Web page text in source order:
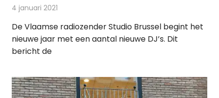
4 januari 2021
De Vlaamse radiozender Studio Brussel begint het
nieuwe jaar met een aantal nieuwe DJ’s. Dit
bericht de